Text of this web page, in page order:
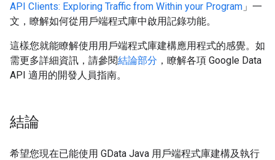
API Clients: Exploring Traffic from Within your Program 」一
文，瞭解如何從用戶端程式庫中啟用記錄功能。
這樣您就能瞭解使用用戶端程式庫建構應用程式的感覺。如
需更多詳細資訊，請參閱結論部分 ，瞭解各項 Google Data
API 適用的開發人員指南。
結論
希望您現在已能使用 GData Java 用戶端程式庫建構及執行